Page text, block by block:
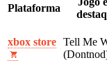
Plataforma
xbox store Tell Me